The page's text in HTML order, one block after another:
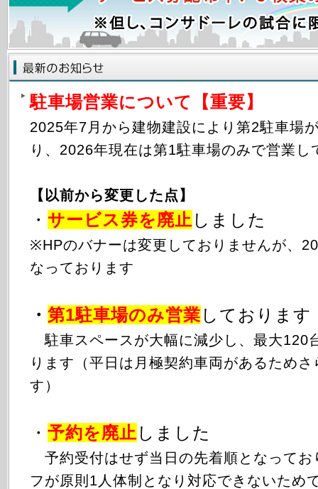
駐車場営業について【重要】
2025年7月から建物建設により第2駐車場
り、2026年現在は第1駐車場のみで営業し
【以前から変更した点】
・ サービス券を廃止 しました
※HPのバナーは変更しておりませんが、
なっております
・ 第1駐車場のみ営業 しております
駐車スペースが大幅に減少し、最大120
ります（平日は月極契約車両があるため
す）
・ 予約を廃止 しました
予約受付はせず当日の先着順となってお
フが原則1人体制となり対応できないため